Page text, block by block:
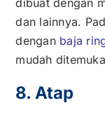
dibuat dengan
dan lainnya.
dengan baja
mudah
8. Atap